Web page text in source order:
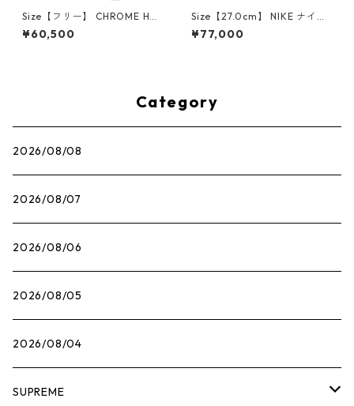
Size【フリー】 CHROME HEA
RTS クロム・ハーツ CH Cross
SINGLE Hoop Earring WHITE
¥60,500
Size【27.0cm】 NIKE ナイキ
×Travis Scott AIR JORDAN 1
LOW OG SP Muslin/Shy Pink
¥77,000
Category
2026/08/08
2026/08/07
2026/08/06
2026/08/05
2026/08/04
SUPREME